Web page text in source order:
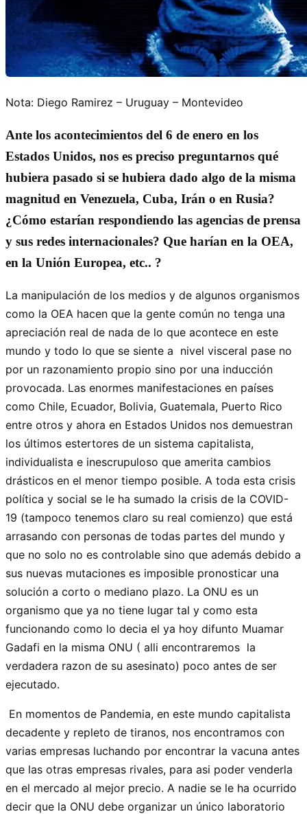
Nota: Diego Ramirez – Uruguay – Montevideo
Ante los acontecimientos del 6 de enero en los
Estados Unidos, nos es preciso preguntarnos qué
hubiera pasado si se hubiera dado algo de la misma
magnitud en Venezuela, Cuba, Irán o en Rusia?
¿Cómo estarían respondiendo las agencias de prensa
y sus redes internacionales? Que harían en la OEA,
en la Unión Europea, etc.. ?
La manipulación de los medios y de algunos organismos
como la OEA hacen que la gente común no tenga una
apreciación real de nada de lo que acontece en este
mundo y todo lo que se siente a nivel visceral pase no
por un razonamiento propio sino por una inducción
provocada. Las enormes manifestaciones en países
como Chile, Ecuador, Bolivia, Guatemala, Puerto Rico
entre otros y ahora en Estados Unidos nos demuestran
los últimos estertores de un sistema capitalista,
individualista e inescrupuloso que amerita cambios
drásticos en el menor tiempo posible. A toda esta crisis
política y social se le ha sumado la crisis de la COVID-
19 (tampoco tenemos claro su real comienzo) que está
arrasando con personas de todas partes del mundo y
que no solo no es controlable sino que además debido a
sus nuevas mutaciones es imposible pronosticar una
solución a corto o mediano plazo. La ONU es un
organismo que ya no tiene lugar tal y como esta
funcionando como lo decia el ya hoy difunto Muamar
Gadafi en la misma ONU ( alli encontraremos la
verdadera razon de su asesinato) poco antes de ser
ejecutado.
En momentos de Pandemia, en este mundo capitalista
decadente y repleto de tiranos, nos encontramos con
varias empresas luchando por encontrar la vacuna antes
que las otras empresas rivales, para asi poder venderla
en el mercado al mejor precio. A nadie se le ha ocurrido
decir que la ONU debe organizar un único laboratorio